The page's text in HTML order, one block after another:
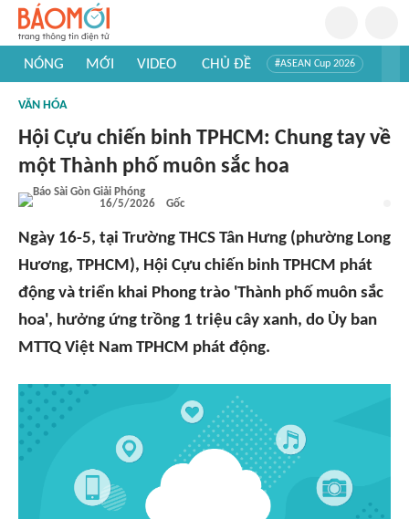
NÓNG MỚI VIDEO CHỦ ĐỀ #ASEAN Cup 2026
#Khám phá Việt Nam
VĂN HÓA
Hội Cựu chiến binh TPHCM: Chung tay về
một Thành phố muôn sắc hoa
16/5/2026 Gốc
Ngày 16-5, tại Trường THCS Tân Hưng (phường Long
Hương, TPHCM), Hội Cựu chiến binh TPHCM phát
động và triển khai Phong trào 'Thành phố muôn sắc
hoa', hưởng ứng trồng 1 triệu cây xanh, do Ủy ban
MTTQ Việt Nam TPHCM phát động.